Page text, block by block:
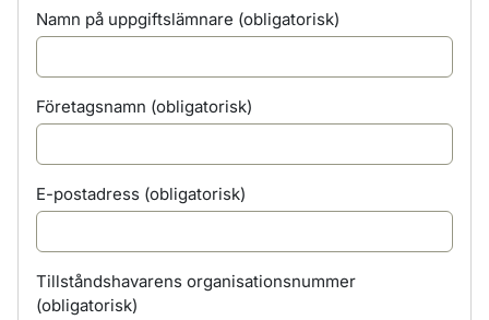
Namn på uppgiftslämnare (obligatorisk)
Företagsnamn (obligatorisk)
E-postadress (obligatorisk)
Tillståndshavarens organisationsnummer
(obligatorisk)